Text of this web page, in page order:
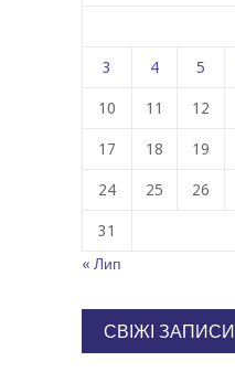
3 4 5
10 11 12
17 18 19
24 25 26
31
« Лип
СВІЖІ ЗАПИСИ